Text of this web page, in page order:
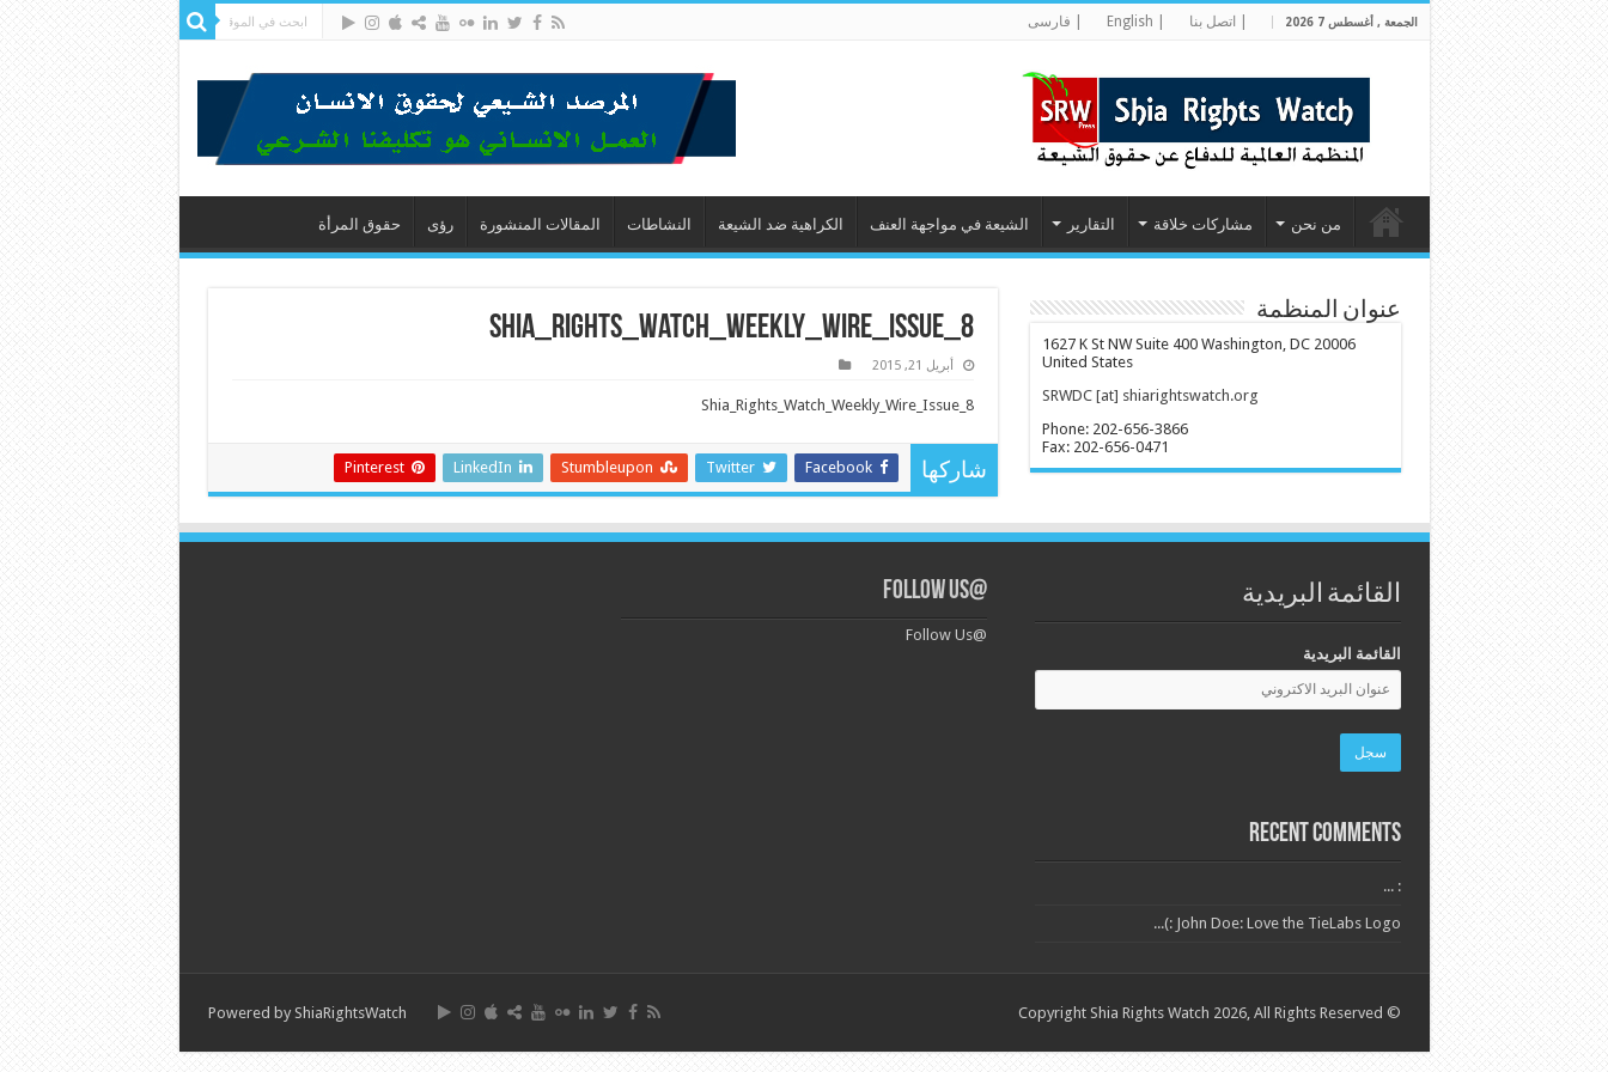
الجمعة , أغسطس 7 2026 | اتصل بنا | فارسى
من نحن مشاركات خلاقة التقارير الشيعة في مواجهة العنف الكراهية ضد الشيعة النشاطات المقالات المنشورة رؤى حقوق المرأة
Shia_Rights_Watch_Weekly_Wire_Issue_8
أبريل 21, 2015
Shia_Rights_Watch_Weekly_Wire_Issue_8
شاركها Facebook
Twitter
Stumbleupon
LinkedIn
Pinterest
عنوان المنظمة
1627 K St NW Suite 400 Washington, DC 20006
United States
SRWDC [at] shiarightswatch.org
Phone: 202-656-3866
Fax: 202-656-0471
القائمة البريدية
القائمة البريدية
Recent Comments
: ...
John Doe: Love the TieLabs Logo :)...
@Follow Us
@Follow Us
Powered by ShiaRightsWatch © Copyright Shia Rights Watch 2026, All Rights Reserved